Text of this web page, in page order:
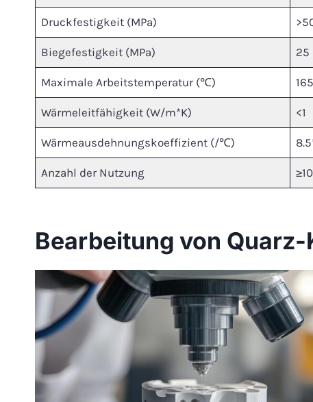
Druckfestigkeit (MPa)
Biegefestigkeit (MPa) 25
Maximale Arbeitstemperatur (℃)
Wärmeleitfähigkeit (W/m*K) <1
Wärmeausdehnungskoeffizient (/℃)
Anzahl der Nutzung ≥10
Bearbeitung von